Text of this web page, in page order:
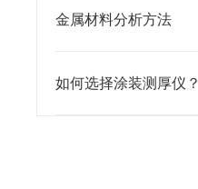
金属材料分析方法
如何选择涂装测厚仪？